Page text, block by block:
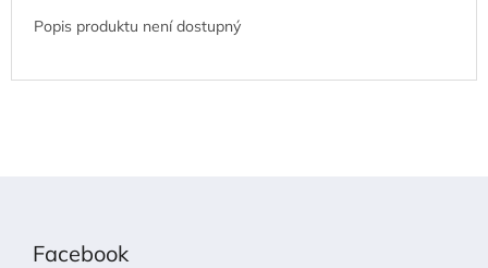
Popis produktu není dostupný
Facebook